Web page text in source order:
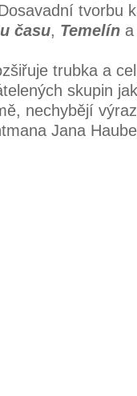
tvorbu
času, Temelín
trubka a
skupin
nechybějí
Jana